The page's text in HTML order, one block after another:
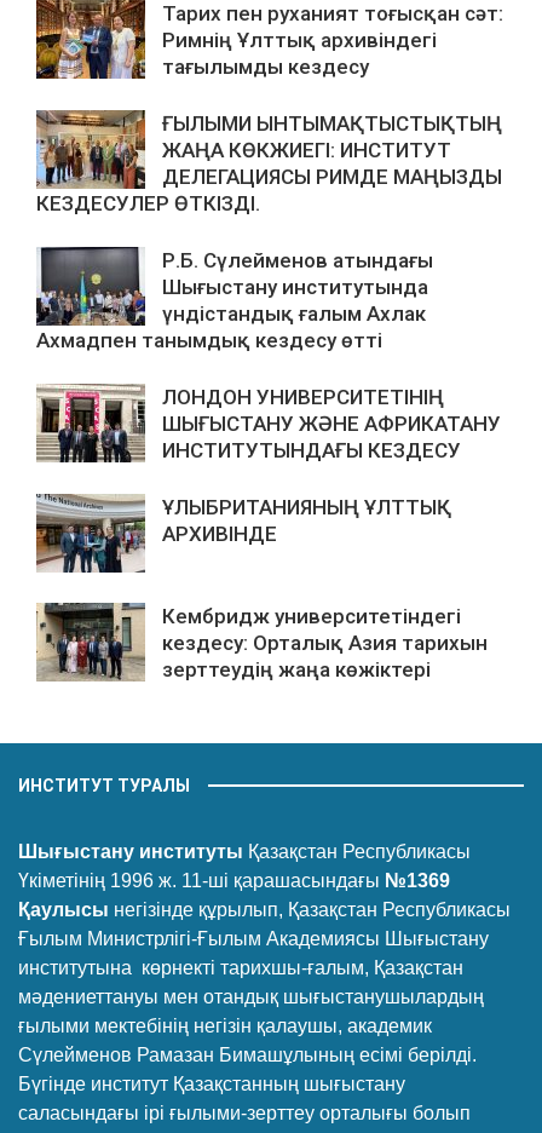
Тарих пен руханият тоғысқан сәт:
Римнің Ұлттық архивіндегі
тағылымды кездесу
ҒЫЛЫМИ ЫНТЫМАҚТЫСТЫҚТЫҢ
ЖАҢА КӨКЖИЕГІ: ИНСТИТУТ
ДЕЛЕГАЦИЯСЫ РИМДЕ МАҢЫЗДЫ
КЕЗДЕСУЛЕР ӨТКІЗДІ.
Р.Б. Сүлейменов атындағы
Шығыстану институтында
үндістандық ғалым Ахлак
Ахмадпен танымдық кездесу өтті
ЛОНДОН УНИВЕРСИТЕТІНІҢ
ШЫҒЫСТАНУ ЖӘНЕ АФРИКАТАНУ
ИНСТИТУТЫНДАҒЫ КЕЗДЕСУ
ҰЛЫБРИТАНИЯНЫҢ ҰЛТТЫҚ
АРХИВІНДЕ
Кембридж университетіндегі
кездесу: Орталық Азия тарихын
зерттеудің жаңа көжіктері
ИНСТИТУТ ТУРАЛЫ
Шығыстану институты Қазақстан Республикасы
Үкіметінің 1996 ж. 11-ші қарашасындағы №1369
Қаулысы негізінде құрылып, Қазақстан Республикасы
Ғылым Министрлігі-Ғылым Академиясы Шығыстану
институтына көрнекті тарихшы-ғалым, Қазақстан
мәдениеттануы мен отандық шығыстанушылардың
ғылыми мектебінің негізін қалаушы, академик
Сүлейменов Рамазан Бимашұлының есімі берілді.
Бүгінде институт Қазақстанның шығыстану
саласындағы ірі ғылыми-зерттеу орталығы болып